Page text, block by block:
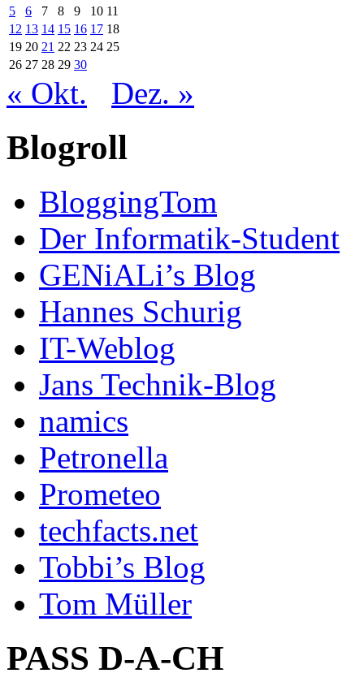
5
6 7 8 9 10 11
12 13 14 15 16 17 18
19 20 21 22 23 24 25
26 27 28 29 30
« Okt. Dez. »
Blogroll
BloggingTom
Der Informatik-Student
GENiALi’s Blog
Hannes Schurig
IT-Weblog
Jans Technik-Blog
namics
Petronella
Prometeo
techfacts.net
Tobbi’s Blog
Tom Müller
PASS D-A-CH